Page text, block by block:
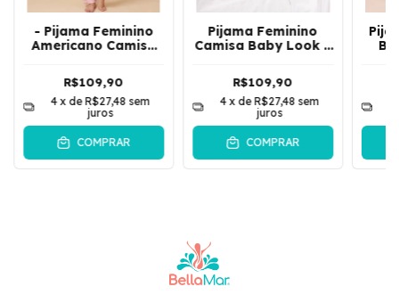
- Pijama Feminino
Americano Camisa
Calça Urso | Rosa
R$109,90
4 x deR$27,48 sem
juros
COMPRAR
Pijama Feminino
Camisa Baby Look e
Ursinho | Preto
R$109,90
4 x deR$27,48 sem
juros
COMPRAR